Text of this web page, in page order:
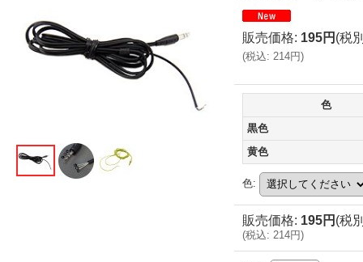
販売価格: 195円 (税
(税込: 214円)
色
黒色
黄色
色:
販売価格: 195円 (税
(税込: 214円)